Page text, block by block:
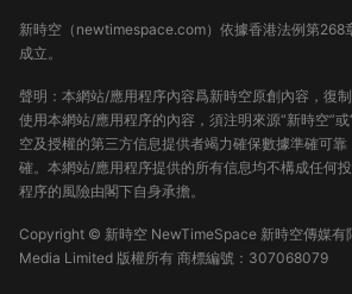
新時空（ newtimespace.com）依據香港法例第268
成立。
聲明：本網站/應用程序內容爲新時空原創內容，復
使用本網站/應用程序的內容，須注明來源“新時空”
空及授權的第三方信息提供者竭力確保數據準確可
確。本網站/應用程序提供的所有信息均不構成任何
程序的風險由閣下自身承擔。
Copyright © 新時空 NewTimeSpace 新時空傳媒
Media Limited 版權所有 商標編號：307068079